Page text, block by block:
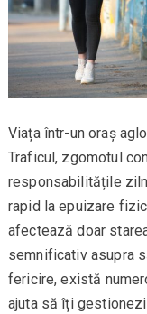
Viața într-un oraș
Traficul, zgomotul
responsabilitățile
rapid la epuizare
afectează doar
semnificativ asupra
fericire, există
ajuta să îți